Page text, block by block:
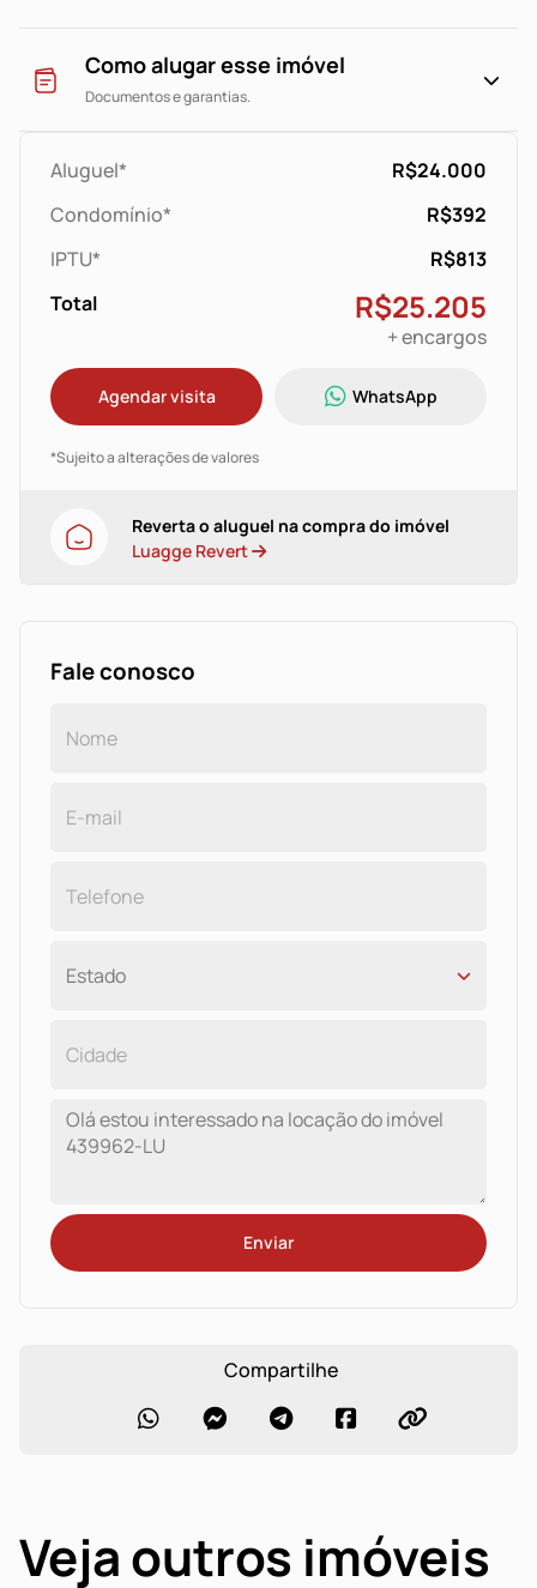
farmácias, lojas e lanchonetes.
O valor anunciado é válido para pagamento na data de
vencimento estipulada
Como alugar esse imóvel
Documentos e garantias.
Aluguel*
R$24.000
Condomínio*
R$392
IPTU*
R$813
Total
R$25.205
+ encargos
Agendar visita WhatsApp
*Sujeito a alterações de valores
Reverta o aluguel na compra do imóvel
Luagge Revert
Fale conosco
Enviar
Compartilhe
Veja outros imóveis